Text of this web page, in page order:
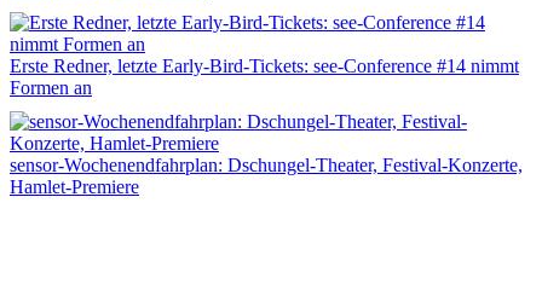
Erste Redner, letzte Early-Bird-Tickets: see-Conference #14 nimmt
Formen an
sensor-Wochenendfahrplan: Dschungel-Theater, Festival-Konzerte,
Hamlet-Premiere